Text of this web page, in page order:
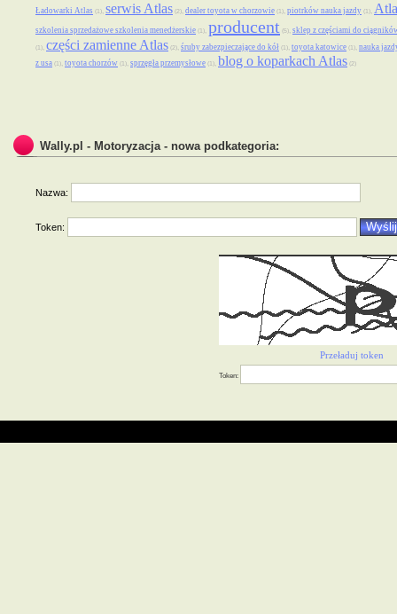
Ładowarki Atlas (1), serwis Atlas (2), dealer toyota w chorzowie (1), piotrków nauka jazdy (1),
szkolenia sprzedażowe szkolenia menedżerskie (1), producent (5), sklep z częściami do
(1), części zamienne Atlas (2), śruby zabezpieczające do kół (1), toyota katowice (1), nauka
z usa (1), toyota chorzów (1), sprzęgła przemysłowe (1), blog o koparkach Atlas (2)
Wally.pl - Motoryzacja - nowa podkategoria:
Nazwa:
Token:
Przeładuj token
Token: